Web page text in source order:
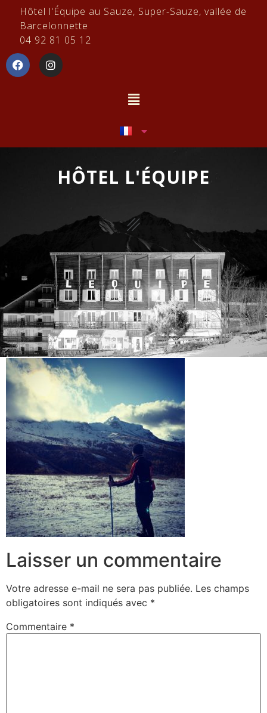
Hôtel l'Équipe au Sauze, Super-Sauze, vallée de
Barcelonnette
04 92 81 05 12
HÔTEL L'ÉQUIPE
Laisser un commentaire
Votre adresse e-mail ne sera pas publiée. Les champs
obligatoires sont indiqués avec *
Commentaire *